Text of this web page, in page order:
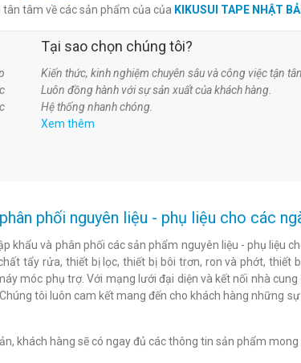
tâm về các sản phẩm của của KIKUSUI TAPE NHẬT
Tại sao chọn chúng tôi?
Kiến thức, kinh nghiệm chuyên sâu và công việc tận
Luôn đồng hành với sự sản xuất của khách hàng.
Hệ thống nhanh chóng.
Xem thêm
phối nguyên liệu - phụ liệu cho các
khẩu và phân phối các sản phẩm nguyên liệu - phụ liệu
tẩy rửa, thiết bị lọc, thiết bị bôi trơn, ron và phớt, thiết
móc phụ trợ. Với mạng lưới đại diện và kết nối nhà
tôi luôn cam kết mang đến cho khách hàng những
khách hàng sẽ có ngay đủ các thông tin sản phẩm